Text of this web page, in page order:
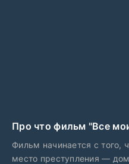
Про что фильм "Все
Фильм начинается с того,
место преступления —